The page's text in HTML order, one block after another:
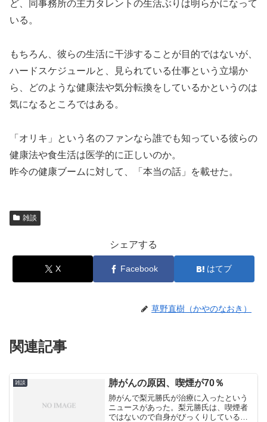
ど、同事務所の主力タレントの生活ぶりは明らかになって
いる。
もちろん、彼らの生活に干渉することが目的ではないが、
ハードスケジュールと、見られている仕事という立場か
ら、どのような健康法や気分転換をしているかというのは
気になるところではある。
「オリキ」という名のファンなら誰でも知っている彼らの
健康法や食生活は医学的に正しいのか。
昨今の健康ブームに対して、「本当の話」を載せた。
雑談
シェアする
X Facebook はてブ
草野直樹（かやのなおき）
関連記事
雑談 肺がんの原因、喫煙が70％
肺がんで梨元勝氏が治療に入ったという
ニュースがあった。梨元勝氏は、喫煙者
ではないので自身がびっくりしているよ